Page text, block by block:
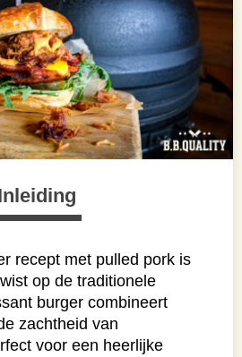
recept met pulled pork is
op de traditionele
burger combineert
zachtheid van
voor een heerlijke